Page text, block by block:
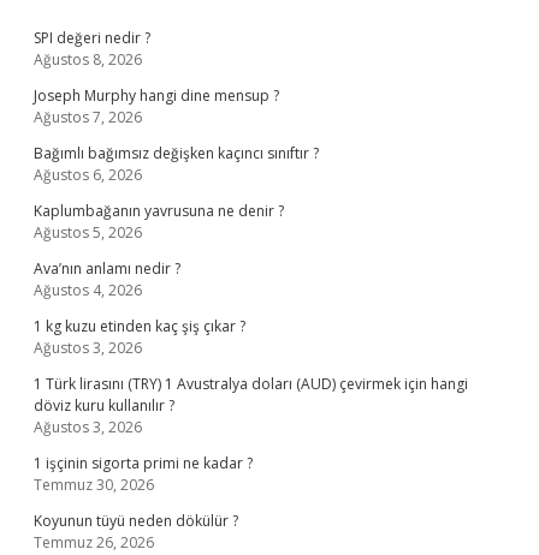
SPI değeri nedir ?
Ağustos 8, 2026
Joseph Murphy hangi dine mensup ?
Ağustos 7, 2026
Bağımlı bağımsız değişken kaçıncı sınıftır ?
Ağustos 6, 2026
Kaplumbağanın yavrusuna ne denir ?
Ağustos 5, 2026
Ava’nın anlamı nedir ?
Ağustos 4, 2026
1 kg kuzu etinden kaç şiş çıkar ?
Ağustos 3, 2026
1 Türk lirasını (TRY) 1 Avustralya doları (AUD) çevirmek için hangi
döviz kuru kullanılır ?
Ağustos 3, 2026
1 işçinin sigorta primi ne kadar ?
Temmuz 30, 2026
Koyunun tüyü neden dökülür ?
Temmuz 26, 2026